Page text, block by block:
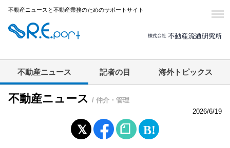
不動産ニュースと不動産業務のためのサポートサイト
不動産ニュース 記者の目 海外トピックス
不動産ニュース / 仲介・管理
2026/6/19